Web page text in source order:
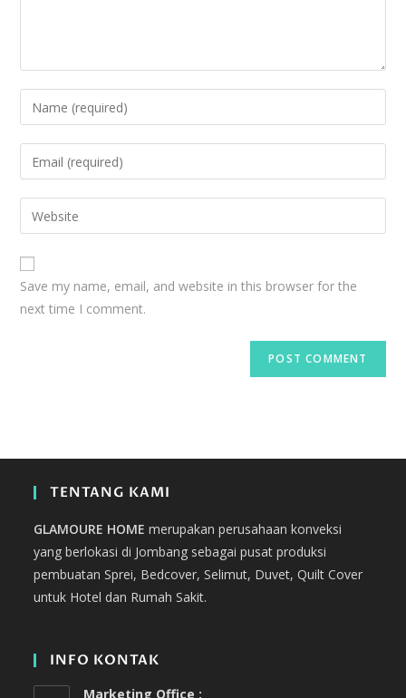
Save my name, email, and website in this browser for the
next time I comment.
TENTANG KAMI
GLAMOURE HOME merupakan perusahaan konveksi
yang berlokasi di Jombang sebagai pusat produksi
pembuatan Sprei, Bedcover, Selimut, Duvet, Quilt Cover
untuk Hotel dan Rumah Sakit.
INFO KONTAK
Marketing Office :